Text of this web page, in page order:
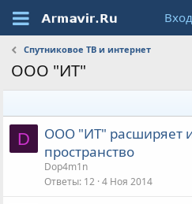
Вход
Спутниковое ТВ и интернет
ООО "ИТ"
D
ООО "ИТ" расширяет
пространство
Dop4m1n
Ответы 12 4 Ноя 2014